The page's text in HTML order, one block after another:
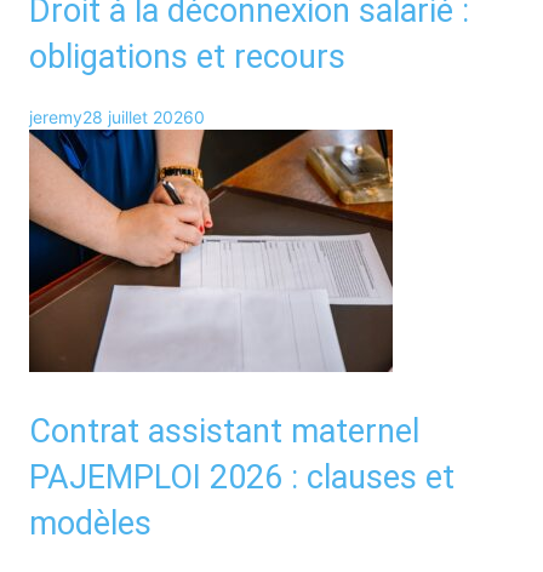
Droit à la déconnexion salarié :
obligations et recours
jeremy28 juillet 20260
Contrat assistant maternel
PAJEMPLOI 2026 : clauses et
modèles